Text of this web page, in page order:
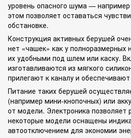
уровень опасного шума —
этом позволяет оставаться
обстановке.
Конструкция активных берушей
нет «чашек» как у полноразмерных
их удобными под шлем или каску.
изготавливаются из мягкого
прилегают к каналу и
Питание таких берушей
(например мини-кнопочных) или
от модели. Электроника позволяет
некоторые модели оснащены
автоотключением для экономии